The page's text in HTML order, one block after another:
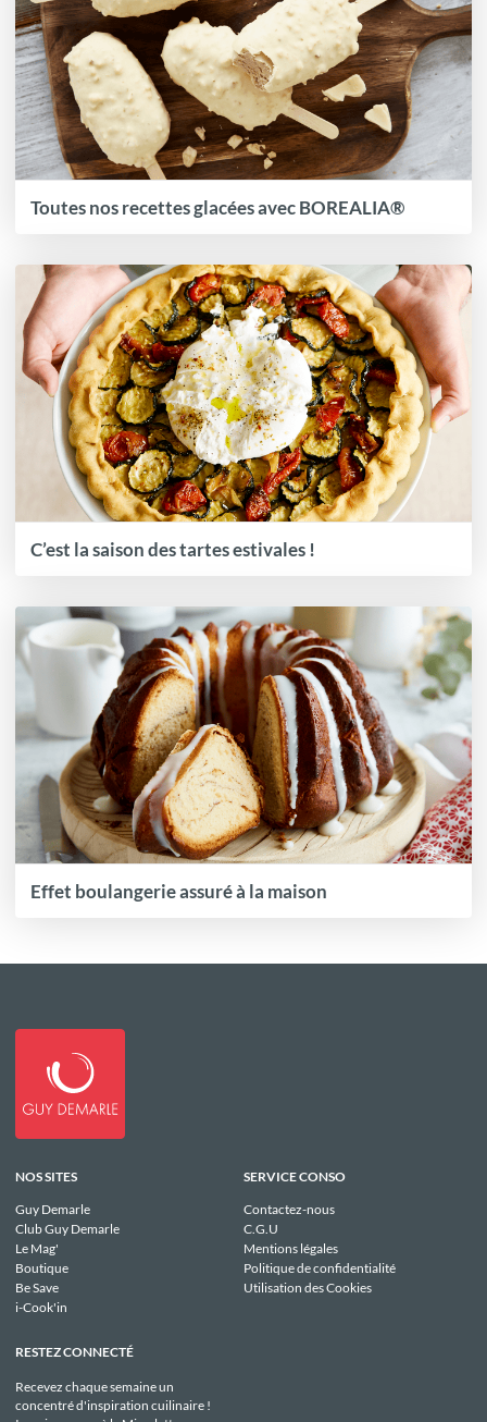
Toutes nos recettes glacées avec BOREALIA®
C’est la saison des tartes estivales !
Effet boulangerie assuré à la maison
NOS SITES
Guy Demarle
Club Guy Demarle
Le Mag'
Boutique
Be Save
i-Cook'in
SERVICE CONSO
Contactez-nous
C.G.U
Mentions légales
Politique de confidentialité
Utilisation des Cookies
RESTEZ CONNECTÉ
Recevez chaque semaine un
concentré d'inspiration cuilinaire !